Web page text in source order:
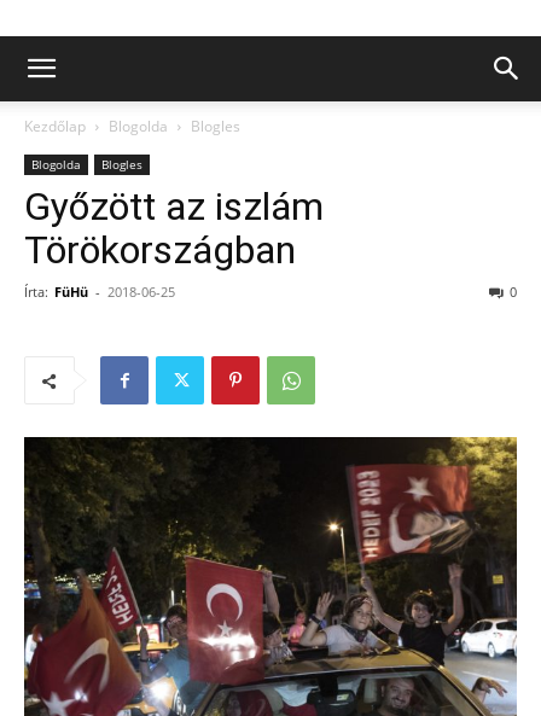
Kezdőlap Blogolda Blogles
Blogolda Blogles
Győzött az iszlám
Törökországban
Írta: FüHü - 2018-06-25 0